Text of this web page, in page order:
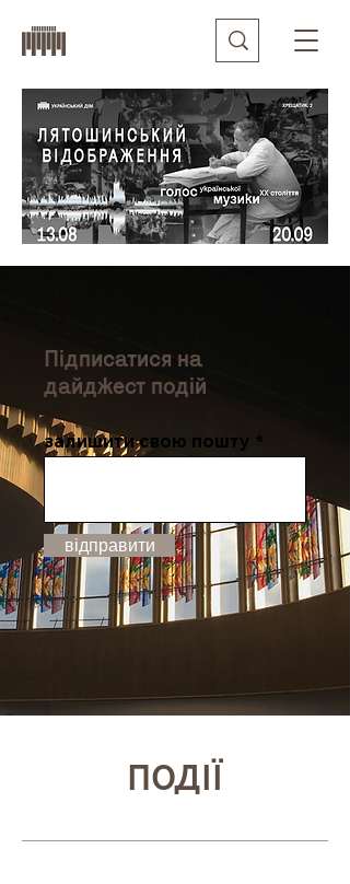
Підписатися на
дайджест подій
залишити свою пошту
відправити
ПОДІЇ